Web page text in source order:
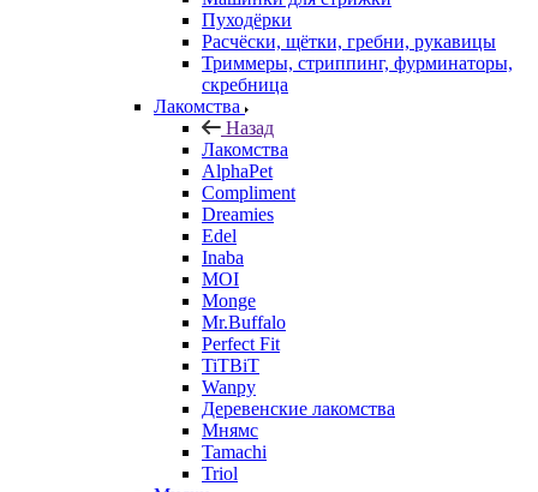
Пуходёрки
Расчёски, щётки, гребни, рукавицы
Триммеры, стриппинг, фурминаторы,
скребница
Лакомства
Назад
Лакомства
AlphaPet
Compliment
Dreamies
Edel
Inaba
MOI
Monge
Mr.Buffalo
Perfect Fit
TiTBiT
Wanpy
Деревенские лакомства
Мнямс
Tamachi
Triol